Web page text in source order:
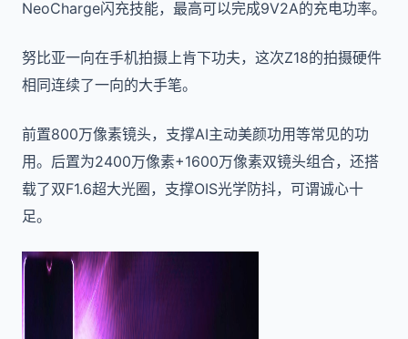
NeoCharge闪充技能，最高可以完成9V2A的充电功率。
努比亚一向在手机拍摄上肯下功夫，这次Z18的拍摄硬件
相同连续了一向的大手笔。
前置800万像素镜头，支撑AI主动美颜功用等常见的功
用。后置为2400万像素+1600万像素双镜头组合，还搭
载了双F1.6超大光圈，支撑OIS光学防抖，可谓诚心十
足。